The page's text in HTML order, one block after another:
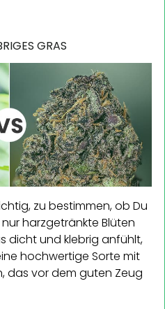
GRAS
zu bestimmen, ob Du
harzgetränkte Blüten
dicht und klebrig anfühlt,
hochwertige Sorte mit
das vor dem guten Zeug